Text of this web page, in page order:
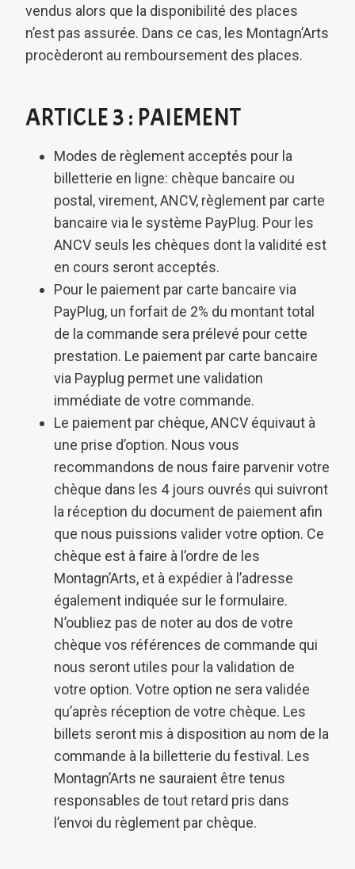
vendus alors que la disponibilité des places
n’est pas assurée. Dans ce cas, les Montagn’Arts
procèderont au remboursement des places.
ARTICLE 3 : PAIEMENT
Modes de règlement acceptés pour la
billetterie en ligne: chèque bancaire ou
postal, virement, ANCV, règlement par carte
bancaire via le système PayPlug. Pour les
ANCV seuls les chèques dont la validité est
en cours seront acceptés.
Pour le paiement par carte bancaire via
PayPlug, un forfait de 2% du montant total
de la commande sera prélevé pour cette
prestation. Le paiement par carte bancaire
via Payplug permet une validation
immédiate de votre commande.
Le paiement par chèque, ANCV équivaut à
une prise d’option. Nous vous
recommandons de nous faire parvenir votre
chèque dans les 4 jours ouvrés qui suivront
la réception du document de paiement afin
que nous puissions valider votre option. Ce
chèque est à faire à l’ordre de les
Montagn’Arts, et à expédier à l’adresse
également indiquée sur le formulaire.
N’oubliez pas de noter au dos de votre
chèque vos références de commande qui
nous seront utiles pour la validation de
votre option. Votre option ne sera validée
qu’après réception de votre chèque. Les
billets seront mis à disposition au nom de la
commande à la billetterie du festival. Les
Montagn’Arts ne sauraient être tenus
responsables de tout retard pris dans
l’envoi du règlement par chèque.